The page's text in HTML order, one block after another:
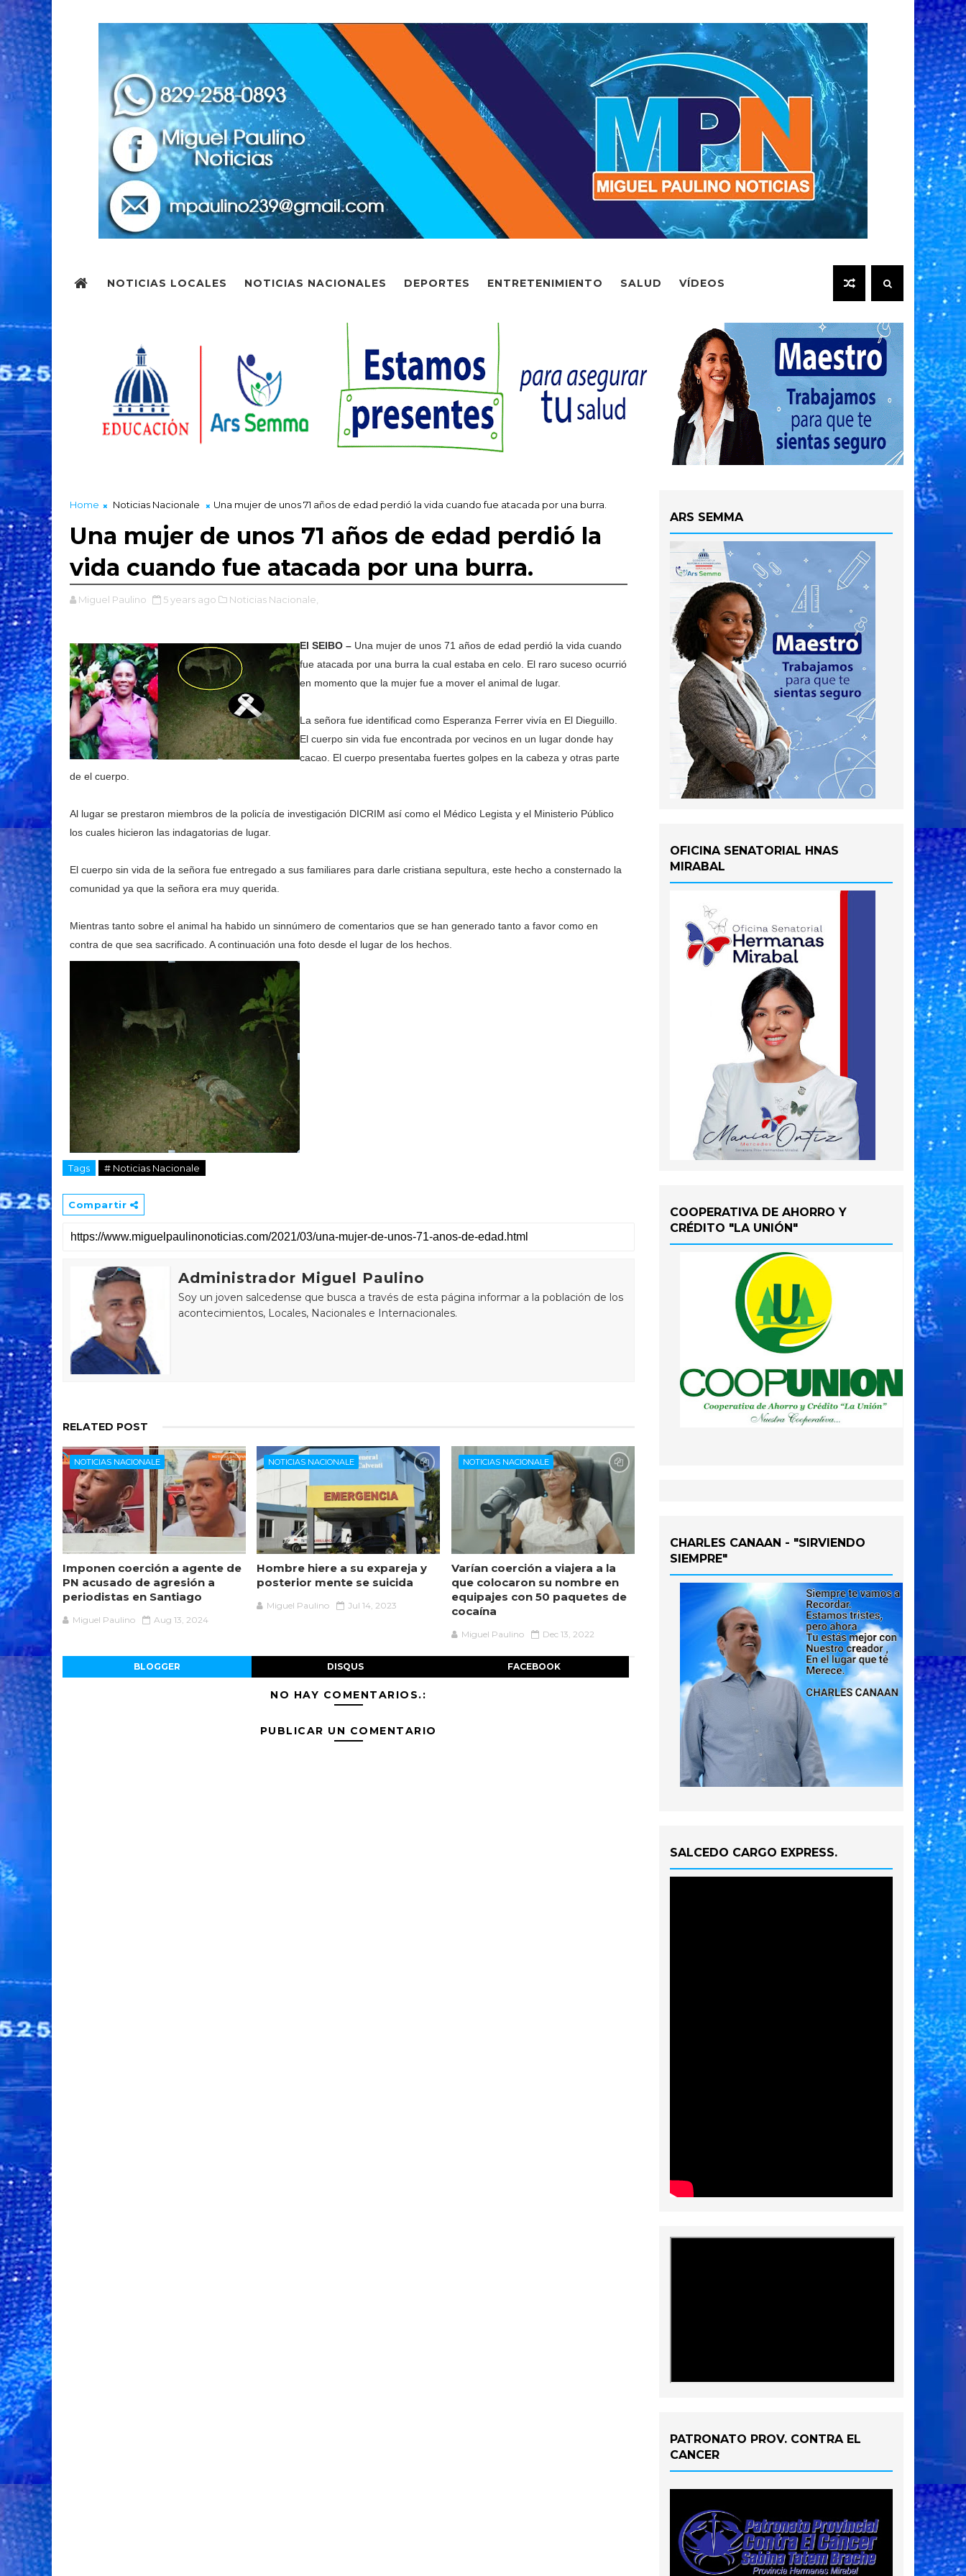
NOTICIAS LOCALES NOTICIAS NACIONALES DEPORTES ENTRETENIMIENTO SALUD VÍDEOS
Home Noticias Nacionale Una mujer de unos 71 años de edad perdió la vida cuando fue atacada por una burra.
Una mujer de unos 71 años de edad perdió la
vida cuando fue atacada por una burra.
Miguel Paulino 5 years ago Noticias Nacionale,
El SEIBO – Una mujer de unos 71 años de edad perdió la vida cuando
fue atacada por una burra la cual estaba en celo. El raro suceso ocurrió
en momento que la mujer fue a mover el animal de lugar.
La señora fue identificad como Esperanza Ferrer vivía en El Dieguillo.
El cuerpo sin vida fue encontrada por vecinos en un lugar donde hay
cacao. El cuerpo presentaba fuertes golpes en la cabeza y otras parte
de el cuerpo.
Al lugar se prestaron miembros de la policía de investigación DICRIM así como el Médico Legista y el Ministerio Público
los cuales hicieron las indagatorias de lugar.
El cuerpo sin vida de la señora fue entregado a sus familiares para darle cristiana sepultura, este hecho a consternado la
comunidad ya que la señora era muy querida.
Mientras tanto sobre el animal ha habido un sinnúmero de comentarios que se han generado tanto a favor como en
contra de que sea sacrificado. A continuación una foto desde el lugar de los hechos.
Tags # Noticias Nacionale
Compartir
Administrador Miguel Paulino
Soy un joven salcedense que busca a través de esta página informar a la población de los
acontecimientos, Locales, Nacionales e Internacionales.
RELATED POST
NOTICIAS NACIONALE
Imponen coerción a agente de
PN acusado de agresión a
periodistas en Santiago
Miguel Paulino Aug 13, 2024
NOTICIAS NACIONALE
Hombre hiere a su expareja y
posterior mente se suicida
Miguel Paulino Jul 14, 2023
NOTICIAS NACIONALE
Varían coerción a viajera a la
que colocaron su nombre en
equipajes con 50 paquetes de
cocaína
Miguel Paulino Dec 13, 2022
BLOGGER DISQUS FACEBOOK
NO HAY COMENTARIOS.:
PUBLICAR UN COMENTARIO
ARS SEMMA
OFICINA SENATORIAL HNAS
MIRABAL
COOPERATIVA DE AHORRO Y
CRÉDITO "LA UNIÓN"
CHARLES CANAAN - "SIRVIENDO
SIEMPRE"
SALCEDO CARGO EXPRESS.
PATRONATO PROV. CONTRA EL
CANCER